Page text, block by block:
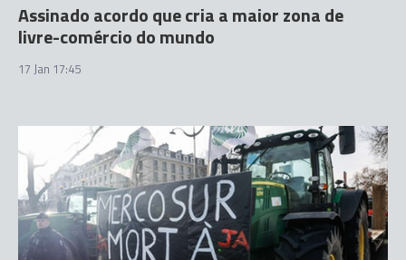
Assinado acordo que cria a maior zona de
livre-comércio do mundo
17 Jan 17:45